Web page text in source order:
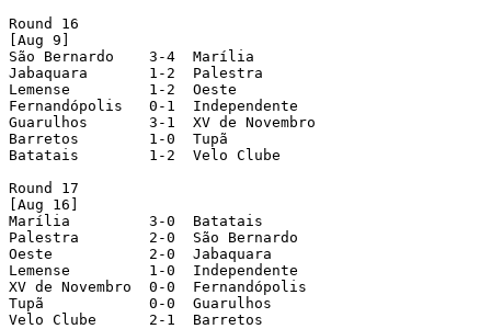
Round 16
[Aug 9]
São Bernardo    3-4  Marília
Jabaquara       1-2  Palestra
Lemense         1-2  Oeste
Fernandópolis   0-1  Independente
Guarulhos       3-1  XV de Novembro
Barretos        1-0  Tupã
Batatais        1-2  Velo Clube
Round 17
[Aug 16]
Marília         3-0  Batatais
Palestra        2-0  São Bernardo
Oeste           2-0  Jabaquara
Lemense         1-0  Independente
XV de Novembro  0-0  Fernandópolis
Tupã            0-0  Guarulhos
Velo Clube      2-1  Barretos